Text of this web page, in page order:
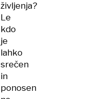
življenja?
Le
kdo
je
lahko
srečen
in
ponosen